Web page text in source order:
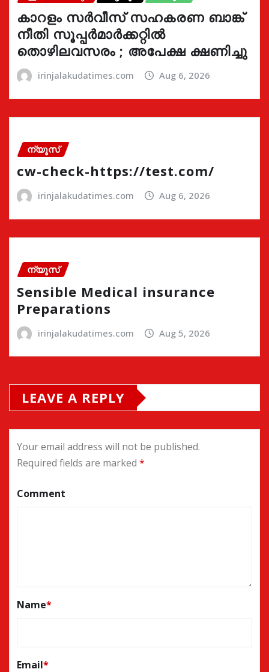
കാറളം സർവീസ് സഹകരണ ബാങ്ക്
നീതി സൂപ്പർമാർക്കറ്റിൽ
തൊഴിലവസരം ; അപേക്ഷ ക്ഷണിച്ചു
irinjalakudatimes.com Aug 6, 2026
ന്യൂസ്
cw-check-https://test.com/
irinjalakudatimes.com Aug 6, 2026
ന്യൂസ്
Sensible Medical insurance
Preparations
irinjalakudatimes.com Aug 5, 2026
LEAVE A REPLY
Your email address will not be published.
Required fields are marked *
Comment
Name*
Email*